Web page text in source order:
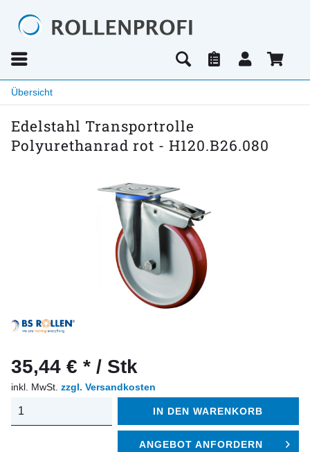
Übersicht
Edelstahl Transportrolle
Polyurethanrad rot - H120.B26.080
35,44 € * / Stk
inkl. MwSt. zzgl. Versandkosten
IN DEN WARENKORB
ANGEBOT ANFORDERN